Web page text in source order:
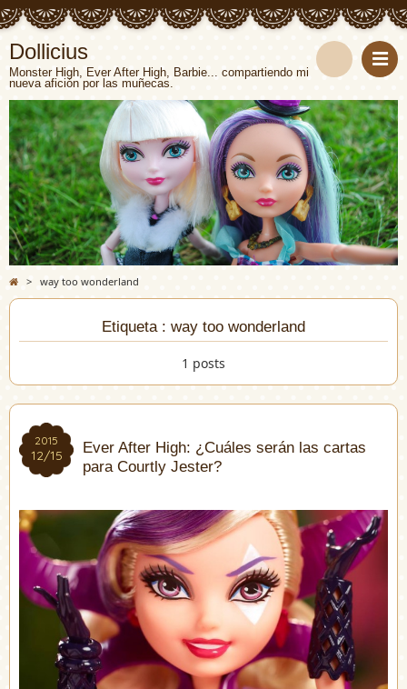
Dollicius
Monster High, Ever After High, Barbie... compartiendo mi
nueva afición por las muñecas.
> way too wonderland
Etiqueta : way too wonderland
1 posts
2015
12/15
2015
12/15
Ever After High: ¿Cuáles serán las cartas
para Courtly Jester?